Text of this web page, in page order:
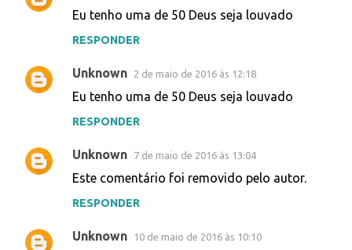
Eu tenho uma de 50 Deus seja louvado
RESPONDER
Unknown 2 de maio de 2016 às 12:18
Eu tenho uma de 50 Deus seja louvado
RESPONDER
Unknown 7 de maio de 2016 às 13:04
Este comentário foi removido pelo autor.
RESPONDER
Unknown 10 de maio de 2016 às 10:10